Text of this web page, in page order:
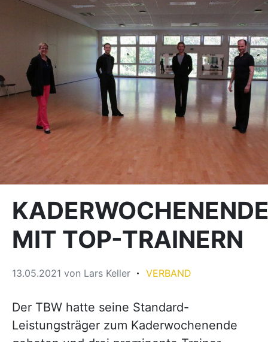
MIT TOP-TRAINERN
13.05.2021 von Lars Keller VERBAND
Der TBW hatte seine Standard-
Leistungsträger zum Kaderwochenende